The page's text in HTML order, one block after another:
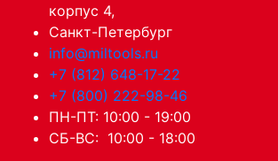
корпус 4,
Санкт-Петербург
info@miltools.ru
+7 (812) 648-17-22
+7 (800) 222-98-46
ПН-ПТ: 10:00 - 19:00
СБ-ВС: 10:00 - 18:00